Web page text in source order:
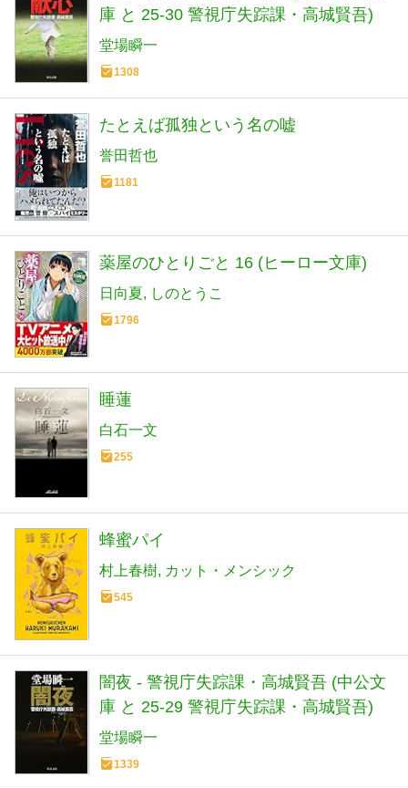
庫 と 25-30 警視庁失踪課・高城賢吾)
堂場瞬一
1308
たとえば孤独という名の嘘
誉田哲也
1181
薬屋のひとりごと 16 (ヒーロー文庫)
日向夏 しのとうこ
1796
睡蓮
白石一文
255
蜂蜜パイ
村上春樹 カット・メンシック
545
闇夜 - 警視庁失踪課・高城賢吾 (中公文
庫 と 25-29 警視庁失踪課・高城賢吾)
堂場瞬一
1339